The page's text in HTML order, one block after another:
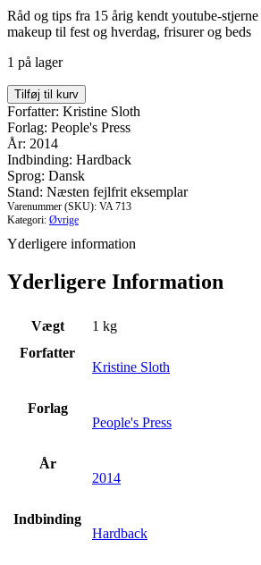
Råd og tips fra 15 årig kendt youtube-
makeup til fest og hverdag, frisurer og beds
1 på lager
Min
verden
antal
Tilføj til kurv
Forfatter: Kristine Sloth
Forlag: People's Press
År: 2014
Indbinding: Hardback
Sprog: Dansk
Stand: Næsten fejlfrit eksemplar
Varenummer (SKU): VA 713
Kategori: Øvrige
Yderligere information
Yderligere Information
Vægt
1 kg
Forfatter
Kristine Sloth
Forlag
People's Press
År
2014
Indbinding
Hardback